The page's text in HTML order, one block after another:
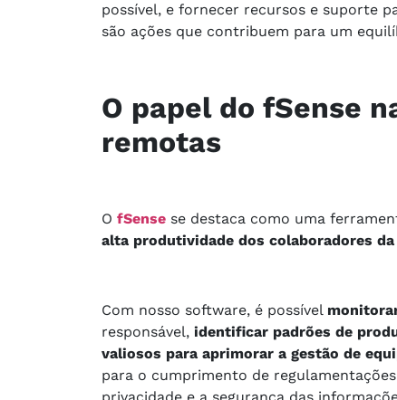
possível, e fornecer recursos e suporte
são ações que contribuem para um
O papel do fSense
remotas
O fSense se destaca como uma
alta produtividade dos colaboradores da
Com nosso software, é possível
responsável, identificar padrões de
valiosos para aprimorar a gestão de
para o cumprimento de